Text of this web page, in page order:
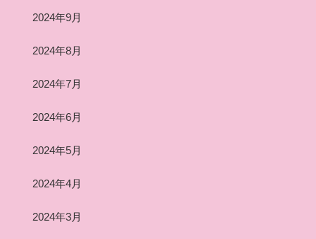
2024年9月
2024年8月
2024年7月
2024年6月
2024年5月
2024年4月
2024年3月